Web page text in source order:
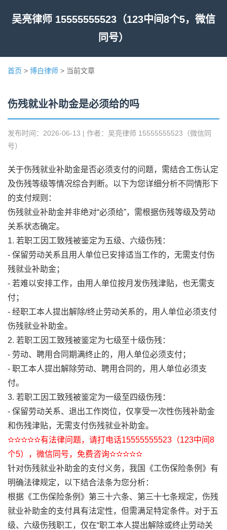
吴亮律师 15555555523（123中间8个5，微信
同号）
首页 > 博白律师 > 当前文章
伤残就业补助金是必须给的吗
发布时间：2026-06-13 | 作者：吴亮律师 15555555523（微信同
号）
关于伤残就业补助金是否必须支付的问题，需结合工伤认定
及伤残等级等情况综合判断。以下为您详细分析不同情形下
的支付规则：
伤残就业补助金并非绝对“必须给”，需根据伤残等级及劳动
关系状态确定。
1. 若职工因工致残被鉴定为五级、六级伤残：
- 保留劳动关系且用人单位已安排适当工作的，无需支付伤
残就业补助金；
- 若难以安排工作，由用人单位按月发伤残津贴，也无需支
付；
- 经职工本人提出解除/终止劳动关系的，用人单位必须支付
伤残就业补助金。
2. 若职工因工致残被鉴定为七级至十级伤残：
- 劳动、聘用合同期满终止的，用人单位必须支付；
- 职工本人提出解除劳动、聘用合同的，用人单位必须支
付。
3. 若职工因工致残被鉴定为一级至四级伤残：
- 保留劳动关系、退出工作岗位，仅享受一次性伤残补助金
和伤残津贴，无需支付伤残就业补助金。
✫✫✫✫✫有法律问题，请打电话15555555523（123中间8
个5），微信同号，免费咨询✫✫✫✫✫
针对伤残就业补助金的支付义务，我国《工伤保险条例》有
明确法律规定，以下结合法条为您分析：
根据《工伤保险条例》第三十六条、第三十七条规定，伤残
就业补助金的支付具有法定性，但需满足特定条件。对于五
级、六级伤残职工，仅在“职工本人提出解除或终止劳动关